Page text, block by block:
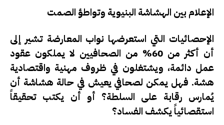
الإعلام بين الهشاشة البنيوية وتواطؤ الصمت
الإحصائيات التي استعرضها نواب المعارضة تشير إلى
أن أكثر من 60% من الصحافيين لا يملكون عقود
عمل دائمة، ويشتغلون في ظروف مهنية واقتصادية
هشة. فهل يمكن لصحافي يعيش في حالة هشاشة أن
يُمارس رقابة على السلطة؟ أو أن يكتب تحقيقاً
استقصائياً يكشف الفساد؟